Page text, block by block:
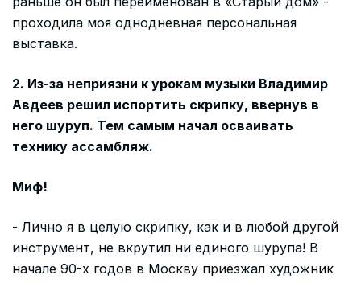
проходила моя однодневная персональная
выставка.
2. Из-за неприязни к урокам музыки Владимир
Авдеев решил испортить скрипку, ввернув в
него шуруп. Тем самым начал осваивать
технику ассамбляж.
Миф!
- Лично я в целую скрипку, как и в любой другой
инструмент, не вкрутил ни единого шурупа! В
начале 90-х годов в Москву приезжал художник